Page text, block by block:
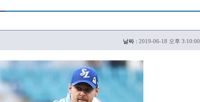
날짜 : 2019-06-18 오후 3:10:00